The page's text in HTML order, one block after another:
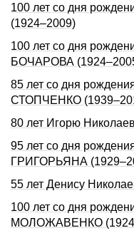
100 лет со дня
(1924–2009)
100 лет со дня
БОЧАРОВА
85 лет со дня
СТОПЧЕНКО
80 лет Игорю
95 лет со дня
ГРИГОРЬЯНА
55 лет Денису
100 лет со дня
МОЛОЖАВЕНКО